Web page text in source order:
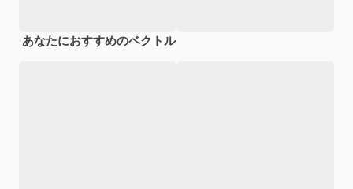
あなたにおすすめのベクトル